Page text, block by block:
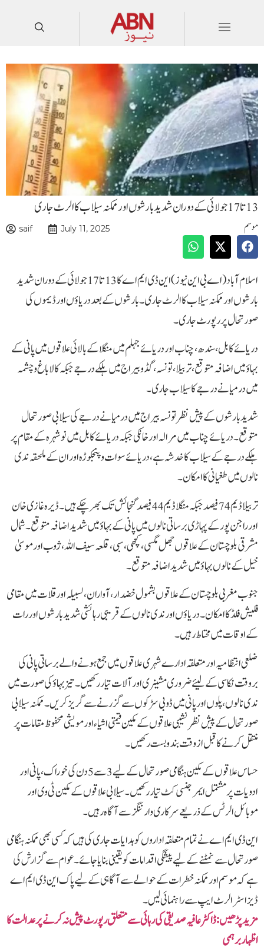
13 تا 17 جولائی کے دوران شدید بارشوں اور ممکنہ سیلاب کا الرٹ جاری
موسم saif July 11, 2025
اسلام آباد(اے بی این نیوز)این ڈی ایم اے کا 13 تا 17 جولائی کے دوران شدید
بارشوں اور ممکنہ سیلاب کا الرٹ جاری۔بارشوں کے بعد دریاؤں اور ڈیموں کی
صورتحال پررپورٹ جاری ۔
دریائے کابل، سندھ، چناب اور دریائے جہلم میں منگلا کے بالائی علاقوں میں پانی کے
بہاؤ میں اضافہ متوقع،تربیلا، تونسہ، گڈو بیراج میں ہلکے درجے جبکہ کالا باغ و چشمہ
میں درمیانے درجے کا سیلاب جاری۔
شدید بارشوں کے پیش نظر تونسہ بیراج میں درمیانے درجے کی سیلابی صورتحال
متوقع۔دریائے چناب میں مرالہ اور خانکی جبکہ دریائے کابل میں نوشہرہ کے مقام پر
ہلکے درجے کے سیلاب کا خدشہ ہے،دریائے سوات و پنجکوڑہ اور ان کے ملحقہ ندی
نالوں میں طغیانی کا امکان۔
تربیلا ڈیم 74 فیصد جبکہ منگلا ڈیم 44 فیصد گنجائش تک بھر چکے ہیں۔ڈیرہ غازی خان
اور راجن پور کے پہاڑی برساتی نالوں میں پانی کے بہاؤ میں شدید اضافہ متوقع۔شمال
مشرقی بلوچستان کے علاقوں جھل مگسی، کچھی، سبی، قلعہ سیف اللہ، ژوب اور موسیٰ
خیل کے نالوں بہاؤ میں شدید اضافہ متوقع۔
جنوب مغربی بلوچستان کے علاقوں بشمول خضدار، آواران، لسبیلہ اور قلات میں مقامی
فلیش فلڈ کا امکان۔دریا ؤں اور ندی نالوں کے قریبی رہائشی شدید بارشوں اور رات
کے اوقات میں محتاط رہیں۔
ضلعی انتظامیہ اور متعلقہ ادارے شہری علاقوں میں جمع ہونے والے برساتی پانی کی
بروقت نکاسی کے لیئے ضروری مشینری اور آلات تیار رکھیں ۔تیز بہاؤ کی صورت میں
ندی نالوں، پلوں اور پانی میں ڈوبی سڑکوں سے گزرنے سے گریزکریں۔ممکنہ سیلابی
صورتحال کے پیش نظر نشیبی علاقوں کے مکین قیمتی اشیاء اور مویشی محفوظ مقامات پر
منتقل کرنے کا قبل از وقت بندوبست رکھیں۔
حساس علاقوں کے مکین ہنگامی صورتحال کے لیے 3 سے 5 دن کی خوراک، پانی اور
ادویات پر مشتمل ایمرجنسی کٹ تیار رکھیں ۔سیلابی علاقوں کے مکین ٹی وی اور
موبائل الرٹس کے ذریعے سرکاری وارننگز سے آگاہ رہیں۔
این ڈی ایم اے نے تمام متعلقہ اداروں کو ہدایات جاری کی ہیں کہ کسی بھی ممکنہ ہنگامی
صورتحال سے نمٹنے کے لیے پیشگی اقدامات کو یقینی بنایا جائے۔ عوام سے گزارش کی
ہے کہ موسم اور ممکنہ خطرات کے حوالے سے آگاہی کے لیے پاک این ڈی ایم اے
ڈیزاسٹر الرٹ ایپ سے راہنمائی لیں۔
مزید پڑھیں: ڈاکٹر عافیہ صدیقی کی رہائی سے متعلق رپورٹ پیش نہ کرنے پر عدالت کا
اظہار برہمی